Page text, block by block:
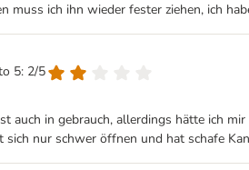
muss ich ihn wieder fester ziehen, ich
5: 2/5
auch in gebrauch, allerdings hätte ich
sich nur schwer öffnen und hat schafe